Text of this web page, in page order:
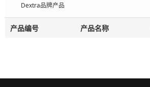
Dextra品牌产品
产品编号 产品名称